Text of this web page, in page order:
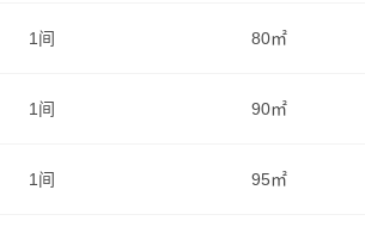
80㎡
1间
90㎡
1间
95㎡
1间